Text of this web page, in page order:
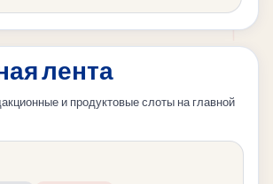
лента
и продуктовые слоты на главной